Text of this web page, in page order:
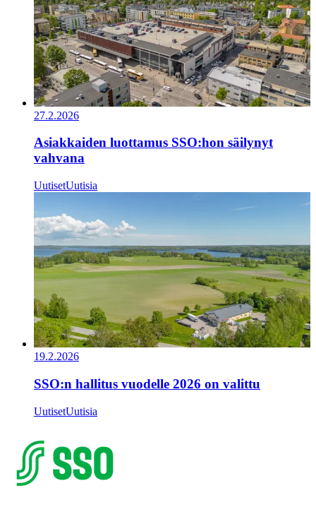
27.2.2026
Asiakkaiden luottamus SSO:hon säilynyt
vahvana
UutisetUutisia
19.2.2026
SSO:n hallitus vuodelle 2026 on valittu
UutisetUutisia